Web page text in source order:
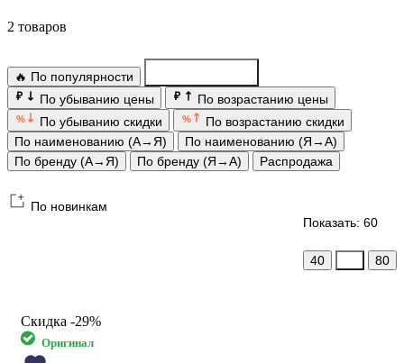
2 товаров
🔥 По популярности
₽ По убыванию цены ₽ По возрастанию цены
% По убыванию скидки %
По возрастанию скидки
По наименованию (А→Я)
По наименованию (Я→А)
По бренду (А→Я)
По бренду (Я→А) Распродажа
По новинкам
Показать: 60
40 80
Скидка -29%
Оригинал